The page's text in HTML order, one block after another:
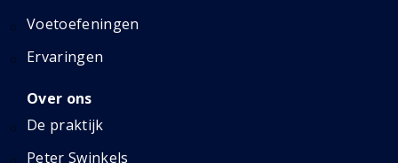
Voetoefeningen
Ervaringen
Over ons
De praktijk
Peter Swinkels